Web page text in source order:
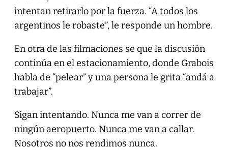
intentan retirarlo por la fuerza. “A todos los
argentinos le robaste”, le responde un hombre.
En otra de las filmaciones se que la discusión
continúa en el estacionamiento, donde Grabois
habla de “pelear” y una persona le grita “andá a
trabajar”.
Sigan intentando. Nunca me van a correr de
ningún aeropuerto. Nunca me van a callar.
Nosotros no nos rendimos nunca.